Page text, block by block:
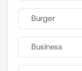
Burger
Business